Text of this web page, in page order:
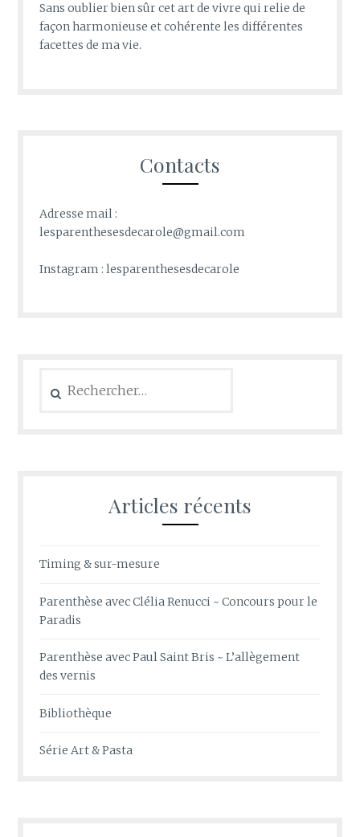
Sans oublier bien sûr cet art de vivre qui relie de
façon harmonieuse et cohérente les différentes
facettes de ma vie.
Contacts
Adresse mail :
lesparenthesesdecarole@gmail.com
Instagram : lesparenthesesdecarole
Articles récents
Timing & sur-mesure
Parenthèse avec Clélia Renucci ~ Concours pour le
Paradis
Parenthèse avec Paul Saint Bris ~ L’allègement
des vernis
Bibliothèque
Série Art & Pasta